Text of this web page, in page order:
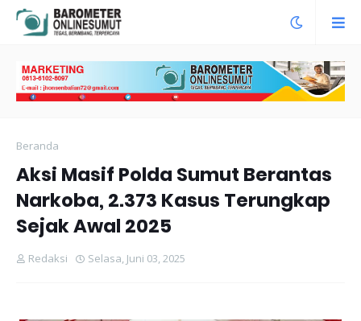
Beranda
Aksi Masif Polda Sumut Berantas
Narkoba, 2.373 Kasus Terungkap
Sejak Awal 2025
Redaksi Selasa, Juni 03, 2025